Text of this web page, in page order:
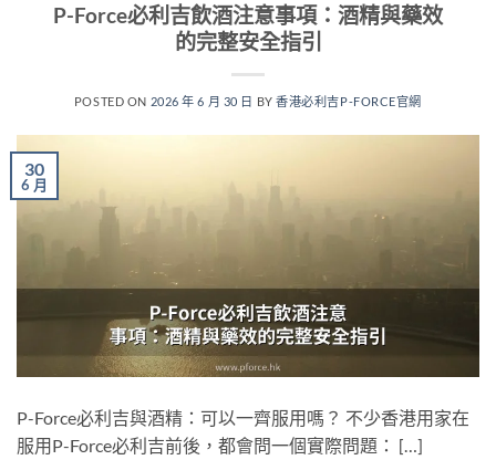
P-Force必利吉飲酒注意事項：酒精與藥效
的完整安全指引
POSTED ON 2026 年 6 月 30 日 BY香港必利吉P-FORCE官網
30
6 月
P-Force必利吉與酒精：可以一齊服用嗎？ 不少香港用家在
服用P-Force必利吉前後，都會問一個實際問題： […]